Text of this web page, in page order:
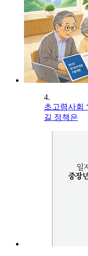
4.
초고령사회
길 정책은